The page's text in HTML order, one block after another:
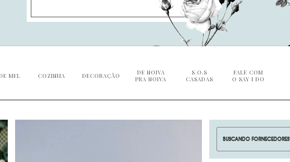
MEL COZINHA DECORAÇÃO
DE NOIVA
PRA NOIVA
S.O.S
CASADAS
FALE COM
O SAY I DO